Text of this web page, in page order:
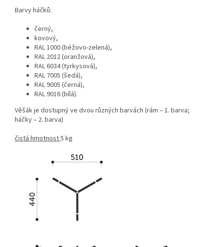
Barvy háčků:
černý,
kovový,
RAL 1000 (béžovo-zelená),
RAL 2012 (oranžová),
RAL 6034 (tyrkysová),
RAL 7005 (šedá),
RAL 9005 (černá),
RAL 9016 (bílá).
Věšák je dostupný ve dvou různých barvách (rám – 1. barva;
háčky – 2. barva)
čistá hmotnost5 kg